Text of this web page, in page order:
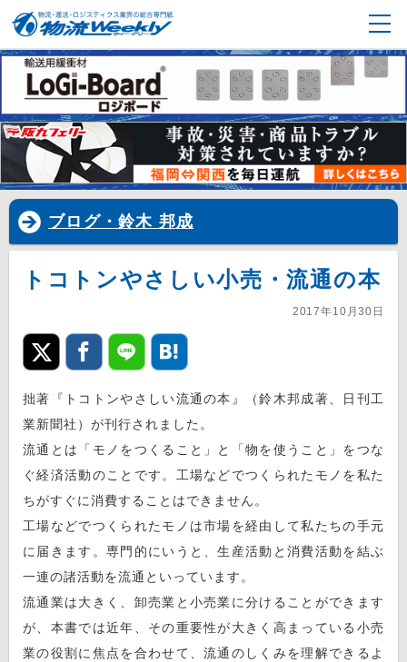
ブログ・鈴木 邦成
トコトンやさしい小売・流通の本
2017年10月30日
拙著『トコトンやさしい流通の本』（鈴木邦成著、日刊工
業新聞社）が刊行されました。
流通とは「モノをつくること」と「物を使うこと」をつな
ぐ経済活動のことです。工場などでつくられたモノを私た
ちがすぐに消費することはできません。
工場などでつくられたモノは市場を経由して私たちの手元
に届きます。専門的にいうと、生産活動と消費活動を結ぶ
一連の諸活動を流通といっています。
流通業は大きく、卸売業と小売業に分けることができます
が、本書では近年、その重要性が大きく高まっている小売
業の役割に焦点を合わせて、流通のしくみを理解できるよ